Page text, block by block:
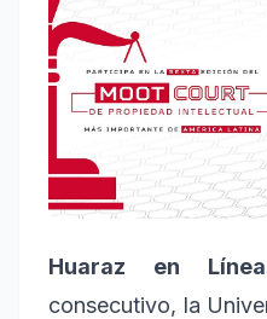
Huaraz en
consecutivo, la